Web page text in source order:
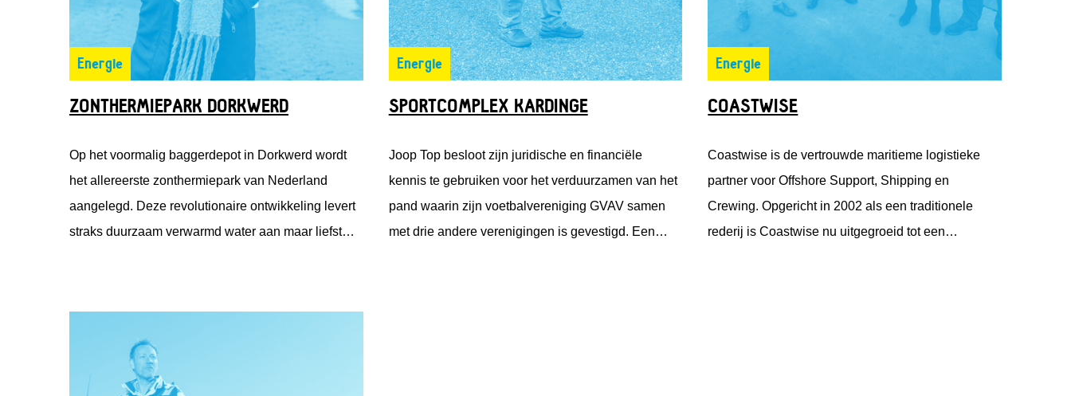
Energie
ZONTHERMIEPARK DORKWERD
Op het voormalig baggerdepot in Dorkwerd wordt
het allereerste zonthermiepark van Nederland
aangelegd. Deze revolutionaire ontwikkeling levert
straks duurzaam verwarmd water aan maar liefst
aan bij Fonds Nieuwe Doen.
Energie
SPORTCOMPLEX KARDINGE
Joop Top besloot zijn juridische en financiële
kennis te gebruiken voor het verduurzamen van het
pand waarin zijn voetbalvereniging GVAV samen
met drie andere verenigingen is gevestigd. Een
Energie
COASTWISE
Coastwise is de vertrouwde maritieme logistieke
partner voor Offshore Support, Shipping en
Crewing. Opgericht in 2002 als een traditionele
rederij is Coastwise nu uitgegroeid tot een